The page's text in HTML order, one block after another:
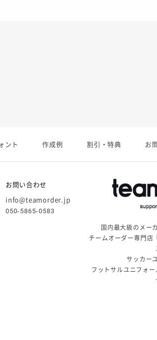
ント 作成例 割引・特典 お
お問い合わせ
info@teamorder.jp
050-5865-0583
国内最大級のメー
チームオーダー専門
サッカー
フットサルユニフォ